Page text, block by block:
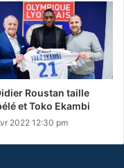
Roustan taille
et Toko Ekambi
2022 12:30 pm